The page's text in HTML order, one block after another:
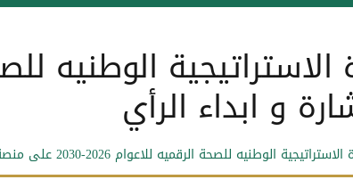
و ابداء الرأي
للصحة الرقميه للاعوام 2026-2030 على منصة تواصل للاستشارة و ابداء الرأي